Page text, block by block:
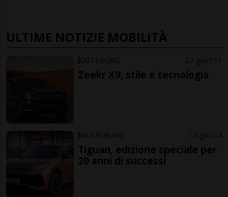
ULTIME NOTIZIE MOBILITÀ
GOTEBORG 2 gior 11
Zeekr X9, stile e tecnologia
WOLFSBURG 3 gior 4
Tiguan, edizione speciale per
20 anni di successi